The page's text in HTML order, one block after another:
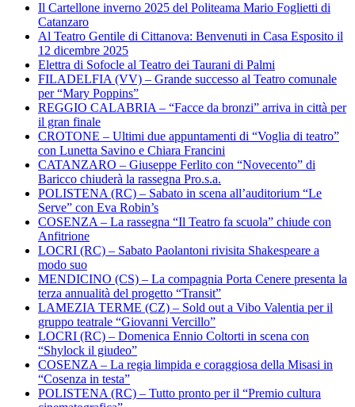
Il Cartellone inverno 2025 del Politeama Mario Foglietti di
Catanzaro
Al Teatro Gentile di Cittanova: Benvenuti in Casa Esposito il
12 dicembre 2025
Elettra di Sofocle al Teatro dei Taurani di Palmi
FILADELFIA (VV) – Grande successo al Teatro comunale
per “Mary Poppins”
REGGIO CALABRIA – “Facce da bronzi” arriva in città per
il gran finale
CROTONE – Ultimi due appuntamenti di “Voglia di teatro”
con Lunetta Savino e Chiara Francini
CATANZARO – Giuseppe Ferlito con “Novecento” di
Baricco chiuderà la rassegna Pro.s.a.
POLISTENA (RC) – Sabato in scena all’auditorium “Le
Serve” con Eva Robin’s
COSENZA – La rassegna “Il Teatro fa scuola” chiude con
Anfitrione
LOCRI (RC) – Sabato Paolantoni rivisita Shakespeare a
modo suo
MENDICINO (CS) – La compagnia Porta Cenere presenta la
terza annualità del progetto “Transit”
LAMEZIA TERME (CZ) – Sold out a Vibo Valentia per il
gruppo teatrale “Giovanni Vercillo”
LOCRI (RC) – Domenica Ennio Coltorti in scena con
“Shylock il giudeo”
COSENZA – La regia limpida e coraggiosa della Misasi in
“Cosenza in testa”
POLISTENA (RC) – Tutto pronto per il “Premio cultura